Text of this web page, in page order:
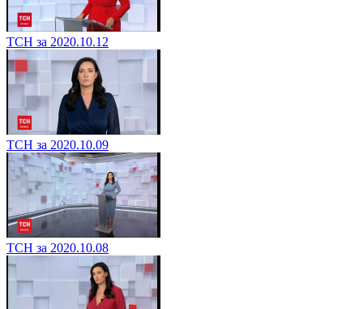
ТСН за 2020.10.12
ТСН за 2020.10.09
ТСН за 2020.10.08